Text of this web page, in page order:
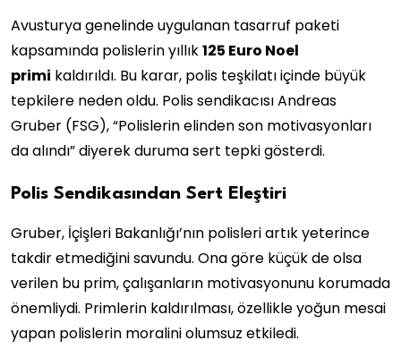
Avusturya genelinde uygulanan tasarruf paketi
kapsamında polislerin yıllık125 Euro Noel
primi kaldırıldı. Bu karar, polis teşkilatı içinde büyük
tepkilere neden oldu. Polis sendikacısı Andreas
Gruber (FSG), “Polislerin elinden son motivasyonları
da alındı” diyerek duruma sert tepki gösterdi.
Polis Sendikasından Sert Eleştiri
Gruber, İçişleri Bakanlığı’nın polisleri artık yeterince
takdir etmediğini savundu. Ona göre küçük de olsa
verilen bu prim, çalışanların motivasyonunu korumada
önemliydi. Primlerin kaldırılması, özellikle yoğun mesai
yapan polislerin moralini olumsuz etkiledi.